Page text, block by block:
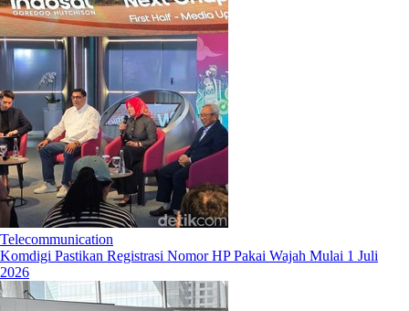
Telecommunication
Komdigi Pastikan Registrasi Nomor HP Pakai Wajah Mulai 1 Juli
2026